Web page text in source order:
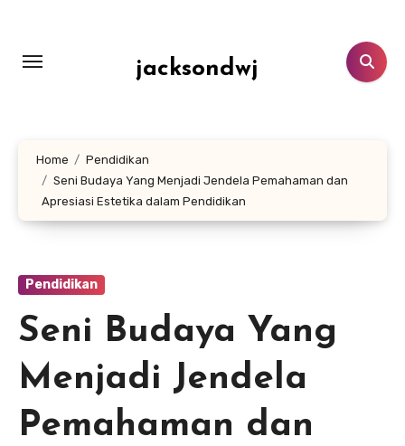
konten
jacksondwj
Home
Pendidikan
Seni Budaya Yang Menjadi Jendela Pemahaman dan
Apresiasi Estetika dalam Pendidikan
Pendidikan
Seni Budaya Yang
Menjadi Jendela
Pemahaman dan